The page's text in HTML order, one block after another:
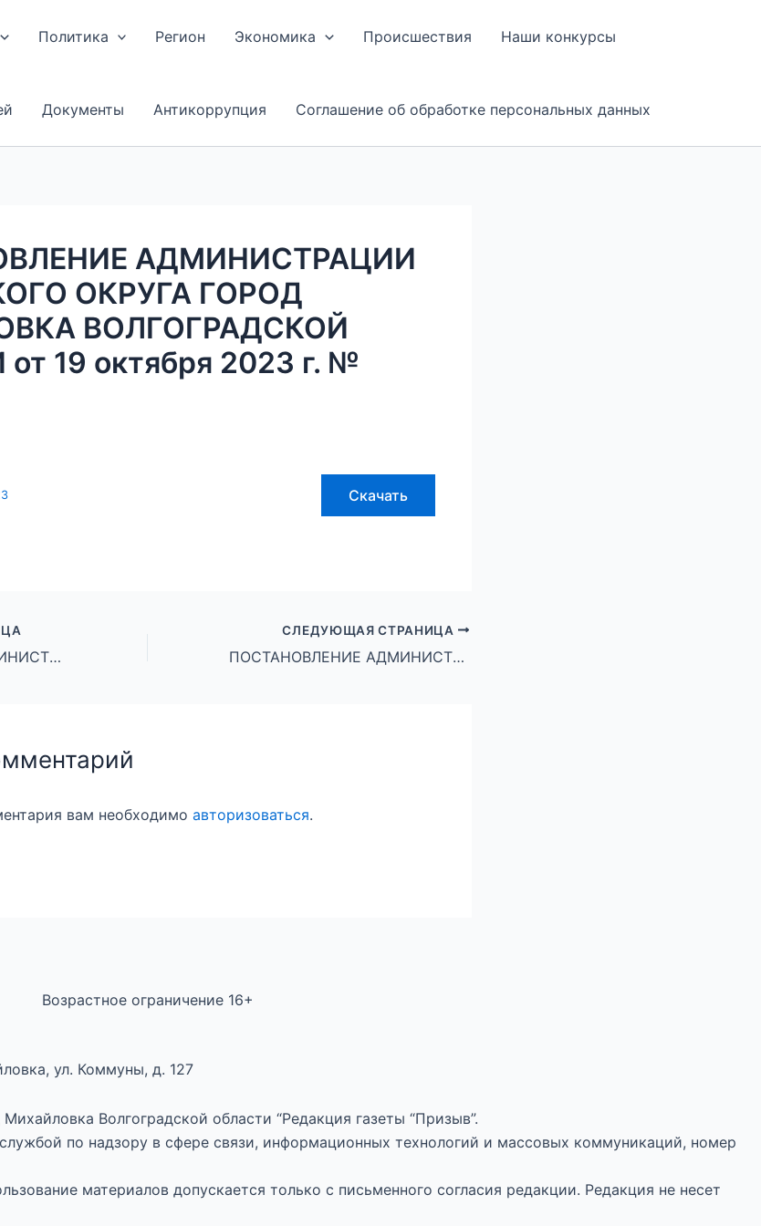
Политика Регион Экономика Происшествия Наши конкурсы
Документы Антикоррупция Соглашение об обработке персональных данных
АДМИНИСТРАЦИИ
ОКРУГА ГОРОД
ВОЛГОГРАДСКОЙ
19 октября 2023 г. №
Скачать
ПОСТАНОВЛЕНИЕ АДМИНИСТРАЦИИ ГОРОДСКОГО ОКРУГА ГОРОД МИХАЙЛОВКА ВОЛГОГРАДСКОЙ ОБЛАСТИ от 19 октября 2023 г. № 2756
СЛЕДУЮЩАЯ СТРАНИЦА
ПОСТАНОВЛЕНИЕ АДМИНИСТРАЦИИ ГОРОДСКОГО ОКРУГА ГОРОД МИХАЙЛОВКА ВОЛГОГРАДСКОЙ ОБЛАСТИ от 19 октября 2023 г. № 2758
вам необходимо авторизоваться.
Возрастное ограничение 16+
ул. Коммуны, д. 127
Волгоградской области “Редакция газеты “Призыв”.
по надзору в сфере связи, информационных технологий и массовых коммуникаций, номер
материалов допускается только с письменного согласия редакции. Редакция не несет